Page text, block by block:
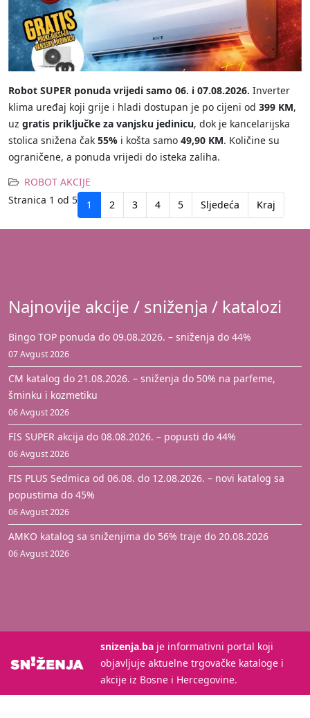
Robot SUPER ponuda vrijedi samo 06. i 07.08.2026. Inverter
klima uređaj koji grije i hladi dostupan je po cijeni od 399 KM,
uz gratis priključke za vanjsku jedinicu, dok je kancelarijska
stolica snižena čak 55% i košta samo 49,90 KM. Količine su
ograničene, a ponuda vrijedi do isteka zaliha.
ROBOT AKCIJE
Stranica 1 od 5
1 2 3 4 5 Sljedeća Kraj
Najnovije akcije / sniženja / katalozi
Bingo TOP ponuda do 09.08.2026. – sniženja do 44%
07 Avgust 2026
CM katalog do 21.08.2026. – sniženja do 50% na parfeme,
šminku i kozmetiku
06 Avgust 2026
FIS SUPER akcija do 08.08.2026. – popusti do 44%
06 Avgust 2026
FIS PLUS Sedmica od 06.08. do 12.08.2026. – novi katalog sa
popustima do 45%
06 Avgust 2026
AMKO katalog sa sniženjima do 56% traje do 20.08.2026
06 Avgust 2026
snizenja.ba je informativni portal koji
objavljuje aktuelne trgovačke kataloge i
akcije iz Bosne i Hercegovine.